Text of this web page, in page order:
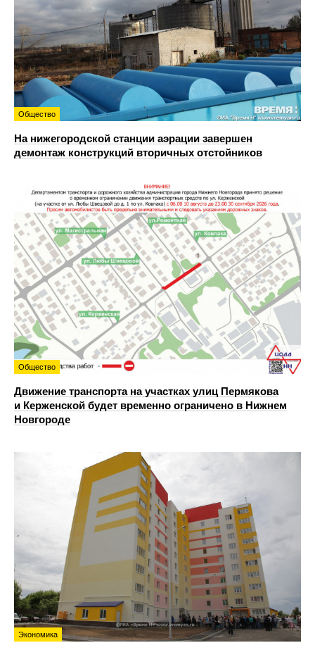
Общество
На нижегородской станции аэрации завершен
демонтаж конструкций вторичных отстойников
Общество
Движение транспорта на участках улиц Пермякова
и Керженской будет временно ограничено в Нижнем
Новгороде
Экономика